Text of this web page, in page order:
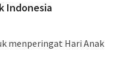
Indonesia
menperingat Hari Anak